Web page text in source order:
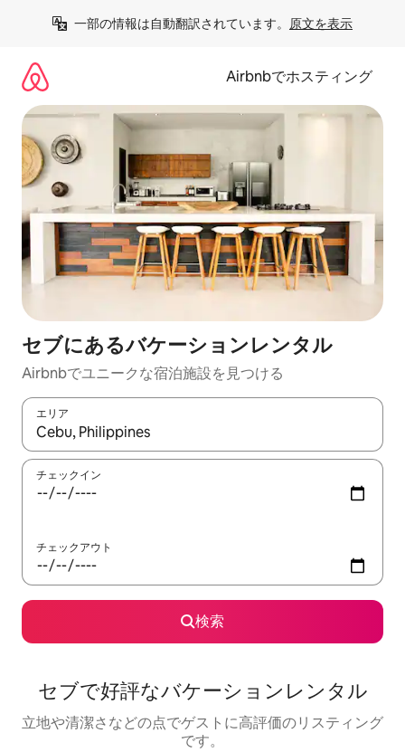
一部の情報は自動翻訳されています。 原文を表示
Airbnbでホスティング
セブにあるバケーションレンタル
Airbnbでユニークな宿泊施設を見つける
エリア
検索結果が表示されたら、上下の矢印キーを使って移動するか
チェックイン
チェックアウト
検索
セブで好評なバケーションレンタル
立地や清潔さなどの点でゲストに高評価のリスティング
です。